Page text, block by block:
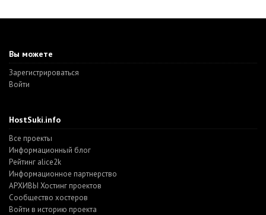
Вы можете
Зарегистрироваться
Войти
HostSuki.info
Все проекты
Информационный блог
Рейтинг alice2k
Информационное партнерство
АРХИВЫ Хостинг проектов
Cообщество хостеров
Войти в историю проекта